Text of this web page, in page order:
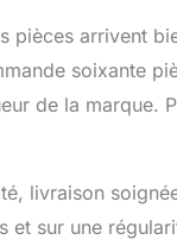
pièces arrivent
soixante
de la marque.
livraison
et sur une